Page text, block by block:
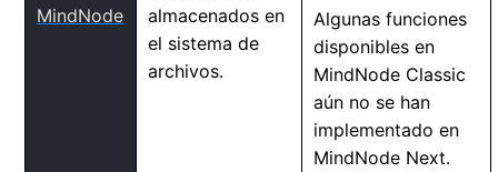
MindNode
almacenados en
el sistema de
archivos.
Algunas funciones
disponibles en
MindNode Classic
aún no se han
implementado en
MindNode Next.